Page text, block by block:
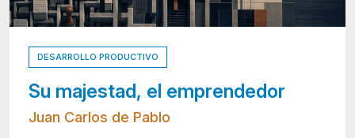
DESARROLLO PRODUCTIVO
Su majestad, el emprendedor
Juan Carlos de Pablo